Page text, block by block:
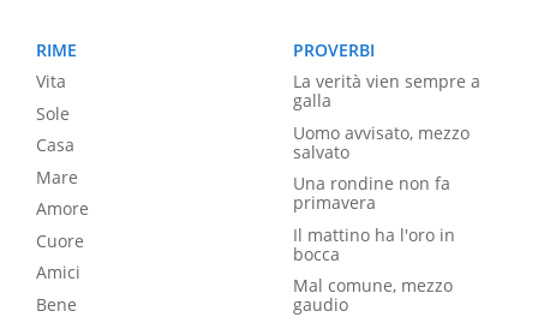
RIME
Vita
Sole
Casa
Mare
Amore
Cuore
Amici
Bene
PROVERBI
La verità vien sempre a
galla
Uomo avvisato, mezzo
salvato
Una rondine non fa
primavera
Il mattino ha l'oro in
bocca
Mal comune, mezzo
gaudio